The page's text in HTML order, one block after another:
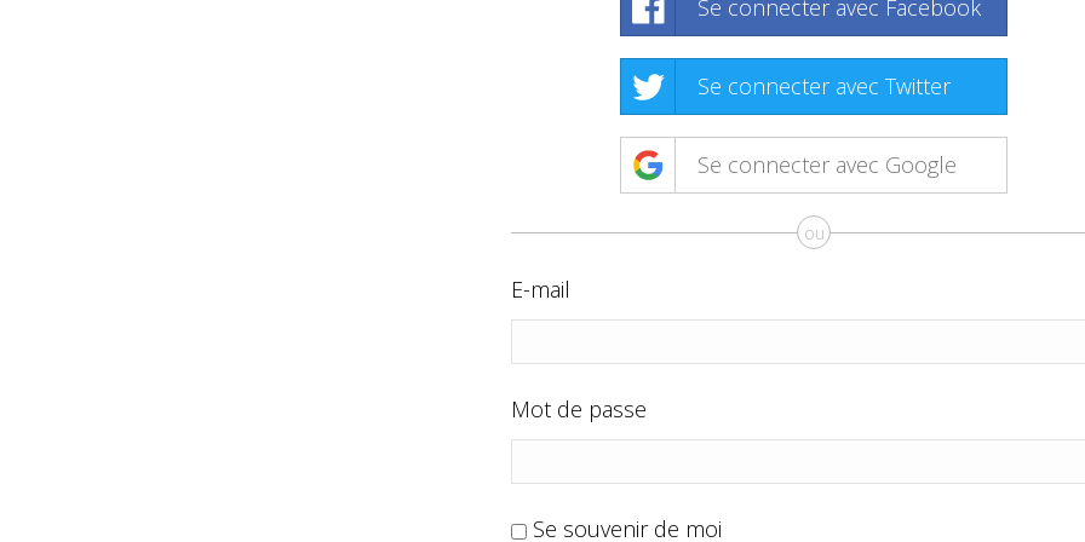
Se connecter avec Facebook
Se connecter avec Twitter
Se connecter avec Google
ou
E-mail
Mot de passe
Se souvenir de moi